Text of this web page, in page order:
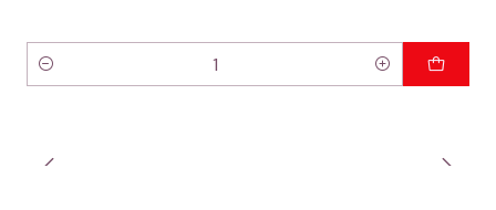
Cantidad